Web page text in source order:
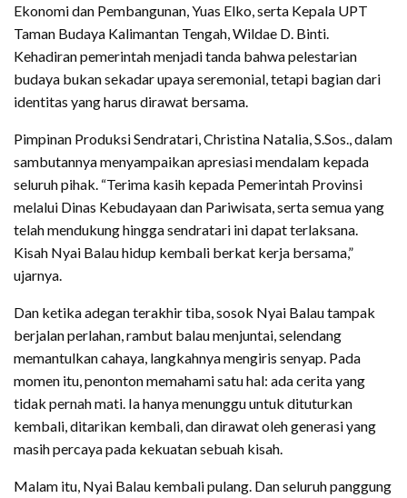
Ekonomi dan Pembangunan, Yuas Elko, serta Kepala UPT
Taman Budaya Kalimantan Tengah, Wildae D. Binti.
Kehadiran pemerintah menjadi tanda bahwa pelestarian
budaya bukan sekadar upaya seremonial, tetapi bagian dari
identitas yang harus dirawat bersama.
Pimpinan Produksi Sendratari, Christina Natalia, S.Sos., dalam
sambutannya menyampaikan apresiasi mendalam kepada
seluruh pihak. “Terima kasih kepada Pemerintah Provinsi
melalui Dinas Kebudayaan dan Pariwisata, serta semua yang
telah mendukung hingga sendratari ini dapat terlaksana.
Kisah Nyai Balau hidup kembali berkat kerja bersama,”
ujarnya.
Dan ketika adegan terakhir tiba, sosok Nyai Balau tampak
berjalan perlahan, rambut balau menjuntai, selendang
memantulkan cahaya, langkahnya mengiris senyap. Pada
momen itu, penonton memahami satu hal: ada cerita yang
tidak pernah mati. Ia hanya menunggu untuk dituturkan
kembali, ditarikan kembali, dan dirawat oleh generasi yang
masih percaya pada kekuatan sebuah kisah.
Malam itu, Nyai Balau kembali pulang. Dan seluruh panggung